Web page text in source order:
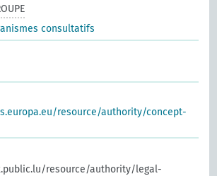
consultatifs
resource/authority/concept-
resource/authority/legal-